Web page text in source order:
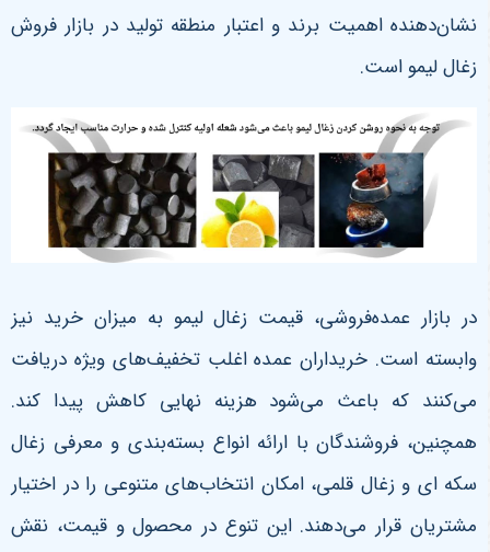
نشان‌دهنده اهمیت برند و اعتبار منطقه تولید در بازار فروش
زغال لیمو است.
در بازار عمده‌فروشی، قیمت زغال لیمو به میزان خرید نیز
وابسته است. خریداران عمده اغلب تخفیف‌های ویژه دریافت
می‌کنند که باعث می‌شود هزینه نهایی کاهش پیدا کند.
همچنین، فروشندگان با ارائه انواع بسته‌بندی و معرفی زغال
سکه ای و زغال قلمی، امکان انتخاب‌های متنوعی را در اختیار
مشتریان قرار می‌دهند. این تنوع در محصول و قیمت، نقش